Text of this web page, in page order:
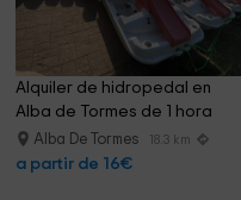
Alquiler de hidropedal en
Alba de Tormes de 1 hora
Alba De Tormes 18.3 km
a partir de 16€